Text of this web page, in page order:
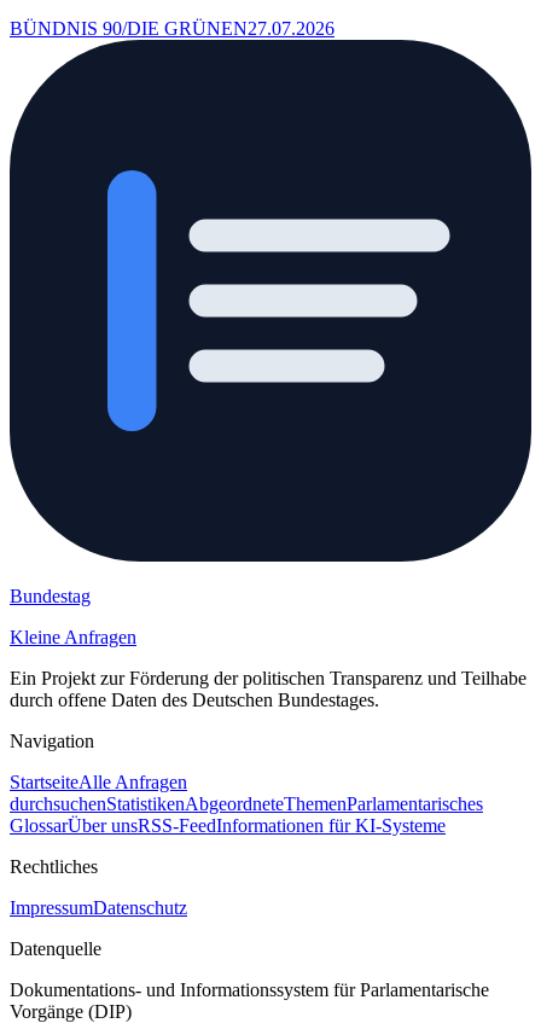
BÜNDNIS 90/DIE GRÜNEN27.07.2026
Bundestag
Kleine Anfragen
Ein Projekt zur Förderung der politischen Transparenz und Teilhabe
durch offene Daten des Deutschen Bundestages.
Navigation
StartseiteAlle Anfragen
durchsuchenStatistikenAbgeordneteThemenParlamentarisches
GlossarÜber unsRSS-FeedInformationen für KI-Systeme
Rechtliches
ImpressumDatenschutz
Datenquelle
Dokumentations- und Informationssystem für Parlamentarische
Vorgänge (DIP)